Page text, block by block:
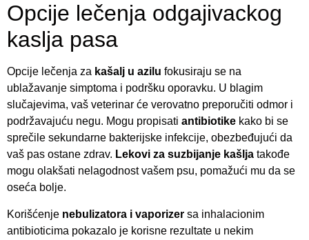
Opcije lečenja odgajivackog
kaslja pasa
Opcije lečenja za kašalj u azilu fokusiraju se na
ublažavanje simptoma i podršku oporavku. U blagim
slučajevima, vaš veterinar će verovatno preporučiti odmor i
podržavajuću negu. Mogu propisati antibiotike kako bi se
sprečile sekundarne bakterijske infekcije, obezbeđujući da
vaš pas ostane zdrav. Lekovi za suzbijanje kašlja takođe
mogu olakšati nelagodnost vašem psu, pomažući mu da se
oseća bolje.
Korišćenje nebulizatora i vaporizer sa inhalacionim
antibioticima pokazalo je korisne rezultate u nekim